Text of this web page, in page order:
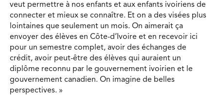
veut permettre à nos enfants et aux enfants ivoiriens de
connecter et mieux se connaître. Et on a des visées plus
lointaines que seulement un mois. On aimerait ça
envoyer des élèves en Côte-d’Ivoire et en recevoir ici
pour un semestre complet, avoir des échanges de
crédit, avoir peut-être des élèves qui auraient un
diplôme reconnu par le gouvernement ivoirien et le
gouvernement canadien. On imagine de belles
perspectives. »